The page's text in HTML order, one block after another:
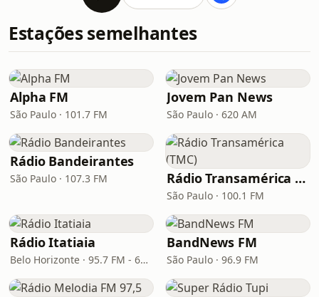
Estações semelhantes
Alpha FM
São Paulo · 101.7 FM
Jovem Pan News
São Paulo · 620 AM
Rádio Bandeirantes
São Paulo · 107.3 FM Rádio Transamérica (TMC)
São Paulo · 100.1 FM
Rádio Itatiaia
Belo Horizonte · 95.7 FM - 610 AM
BandNews FM
São Paulo · 96.9 FM